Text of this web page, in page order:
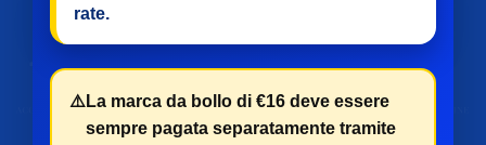
rate.
⚠️ La marca da bollo di €16 deve essere
sempre pagata separatamente tramite